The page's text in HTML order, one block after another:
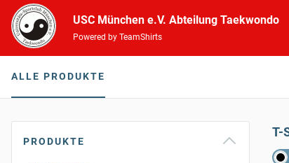
USC München e.V. Abteilung Taekwondo
Powered by TeamShirts
ALLE PRODUKTE
PRODUKTE
T-